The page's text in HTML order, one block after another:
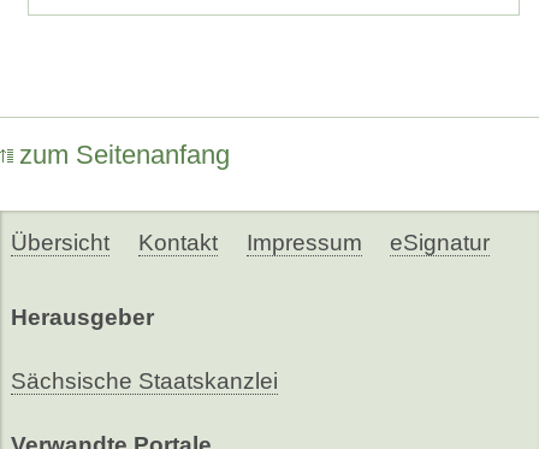
zum Seitenanfang
Übersicht Kontakt Impressum eSignatur
Herausgeber
Sächsische Staatskanzlei